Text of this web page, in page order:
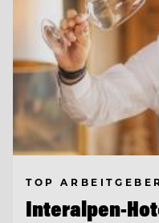
TOP
Interalpen-